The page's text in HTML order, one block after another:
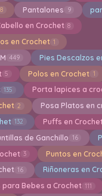
Pantalones 9
en Crochet 8
en Crochet 1
449 Pies Descalzos
5 Polos en Crochet 1
135 Porta lapices a
2 Posa Platos en
132 Puffs en Crochet
de Ganchillo 16
3 Puntos en
16 Riñoneras en
para Bebes a Crochet 111